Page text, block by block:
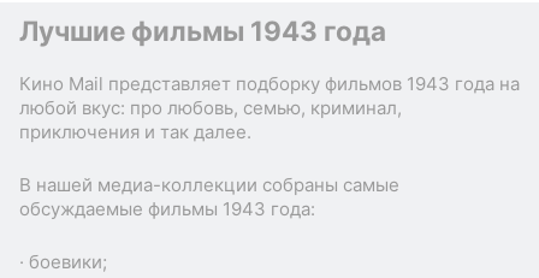
Лучшие фильмы 1943 года
Кино Mail представляет подборку фильмов 1943 года на
любой вкус: про любовь, семью, криминал,
приключения и так далее.
В нашей медиа-коллекции собраны самые
обсуждаемые фильмы 1943 года:
· боевики;